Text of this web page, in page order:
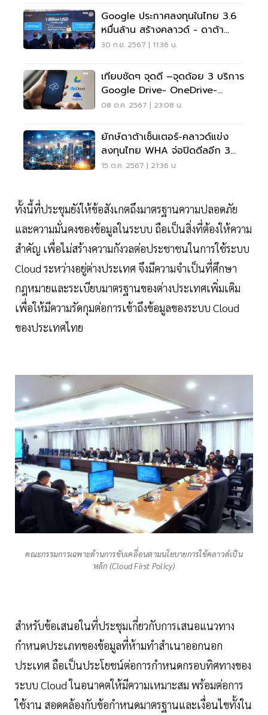
Google ประกาศลงทุนในไทย 3.6
หมื่นล้าน สร้างคลาวด์ - ดาต้า
เซ็นเตอร์
30 ก.ย. 2567 | 11:36 น.
เทียบชัดๆ จุดดี –จุดด้อย 3 บริการ
Google Drive- OneDrive-
ICloud
08 ต.ค. 2567 | 23:08 น.
ยักษ์ดาต้าเซ็นเตอร์-คลาวด์แข่ง
ลงทุนไทย WHA จ่อปิดดีลอีก 3
รายใหญ่
15 ต.ค. 2567 | 21:36 น.
ทั้งนี้ที่ประชุมยังให้ข้อสังเกตถึงมาตรฐานความปลอดภัย
และความมั่นคงของข้อมูลในระบบ ถือเป็นสิ่งที่ต้องให้ความ
สำคัญ เพื่อไม่สร้างความกังวลต่อประชาชนในการใช้ระบบ
Cloud ระหว่างอยู่ต่างประเทศ จึงมีความจำเป็นที่ศึกษา
กฎหมายและระเบียบมาตรฐานของต่างประเทศเพิ่มเติม
เพื่อให้มีความรัดกุมต่อการเข้าถึงข้อมูลของระบบ Cloud
ของประเทศไทย
คณะกรรมการเฉพาะด้านการขับเคลื่อนตามนโยบายการใช้คลาวด์เป็น
หลัก (Cloud First Policy)
สำหรับข้อเสนอในที่ประชุมเกี่ยวกับการเสนอแนวทาง
กำหนดประเภทของข้อมูลที่ห้ามทำสำเนาออกนอก
ประเทศ ถือเป็นประโยชน์ต่อการกำหนดกรอบทิศทางของ
ระบบ Cloud ในอนาคตให้มีความเหมาะสม พร้อมต่อการ
ใช้งาน สอดคล้องกับข้อกำหนดมาตรฐานและเงื่อนไขทั้งใน